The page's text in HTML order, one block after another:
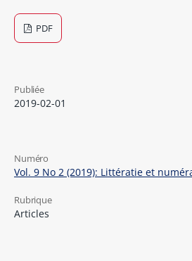
PDF
Publiée
2019-02-01
Numéro
Vol. 9 No 2 (2019): Littératie et
Rubrique
Articles